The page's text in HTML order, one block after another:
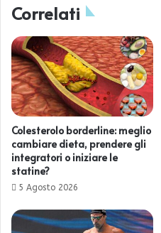
Correlati
Colesterolo borderline: meglio
cambiare dieta, prendere gli
integratori o iniziare le
statine?
5 Agosto 2026